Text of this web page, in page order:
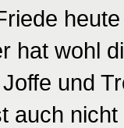
hat wohl
und
auch